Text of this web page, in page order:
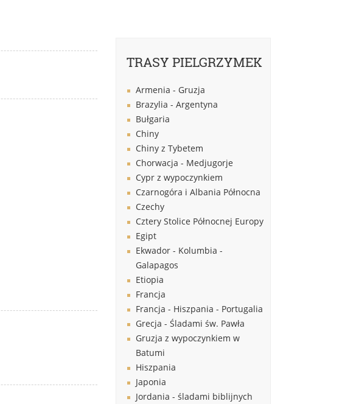
TRASY PIELGRZYMEK
Armenia - Gruzja
Brazylia - Argentyna
Bułgaria
Chiny
Chiny z Tybetem
Chorwacja - Medjugorje
Cypr z wypoczynkiem
Czarnogóra i Albania Północna
Czechy
Cztery Stolice Północnej Europy
Egipt
Ekwador - Kolumbia -
Galapagos
Etiopia
Francja
Francja - Hiszpania - Portugalia
Grecja - Śladami św. Pawła
Gruzja z wypoczynkiem w
Batumi
Hiszpania
Japonia
Jordania - śladami biblijnych